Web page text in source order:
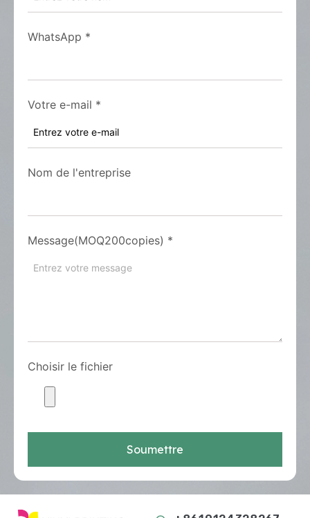
WhatsApp *
Votre e-mail *
Nom de l'entreprise
Message(MOQ200copies) *
Choisir le fichier
Soumettre